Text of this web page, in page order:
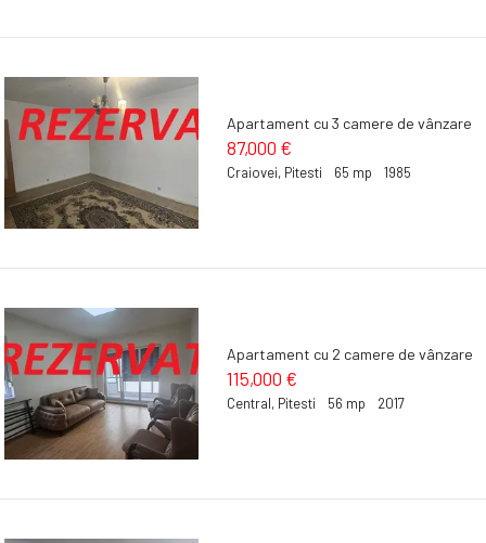
Apartament cu 3 camere de vânzare
87,000 €
Craiovei, Pitesti 65 mp 1985
Apartament cu 2 camere de vânzare
115,000 €
Central, Pitesti 56 mp 2017